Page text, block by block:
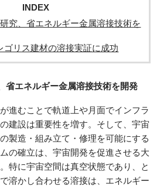
INDEX
究、省エネルギー金属溶接技術を
ゴリス建材の溶接実証に成功
省エネルギー金属溶接技術を開発
進むことで軌道上や月面でインフラ
建設は重要性を増す。そして、宇宙
製造・組み立て・修理を可能にする
の確立は、宇宙開発を促進させる大
特に宇宙空間は真空状態であり、と
溶かし合わせる溶接は、エネルギー